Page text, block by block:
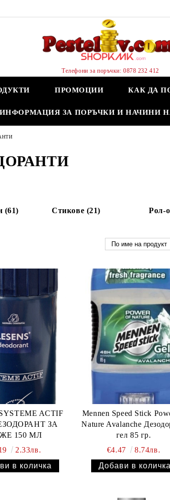
Телефони за поръчки: 0878 232 412
ПРОМОЦИИ КАК ДА
ИНФОРМАЦИЯ ЗА ПОРЪЧКИ И НАЧИНИ
(61) Стикове (21) Рол-
ACTIF
ЗА
150 МЛ
2.33лв.
Mennen Speed Stick
Nature Avalanche
гел 85 гр.
€4.47
8.74лв.